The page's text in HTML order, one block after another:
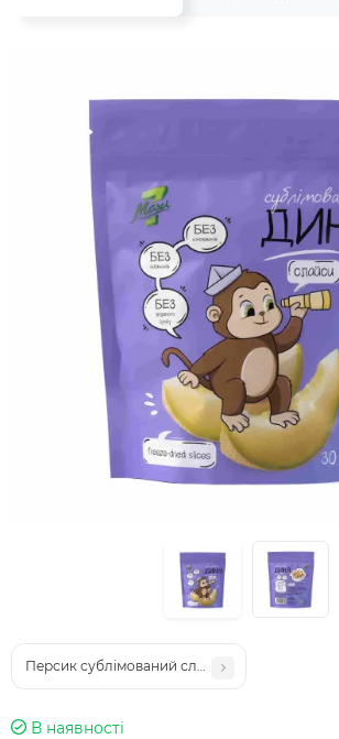
Персик сублімований слайси ТМ «Maxi 7» (30г)
В наявності